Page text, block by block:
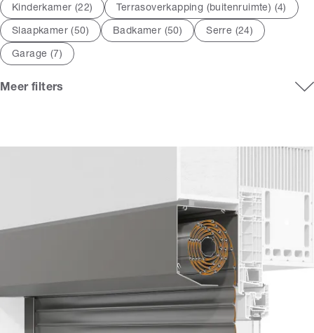
Kinderkamer (22) Terrasoverkapping (buitenruimte) (4)
Slaapkamer (50 ) Badkamer (50 ) Serre (24)
Garage ( 7 )
Meer filters